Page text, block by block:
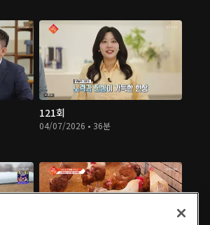
121회
04/07/2026 • 36분